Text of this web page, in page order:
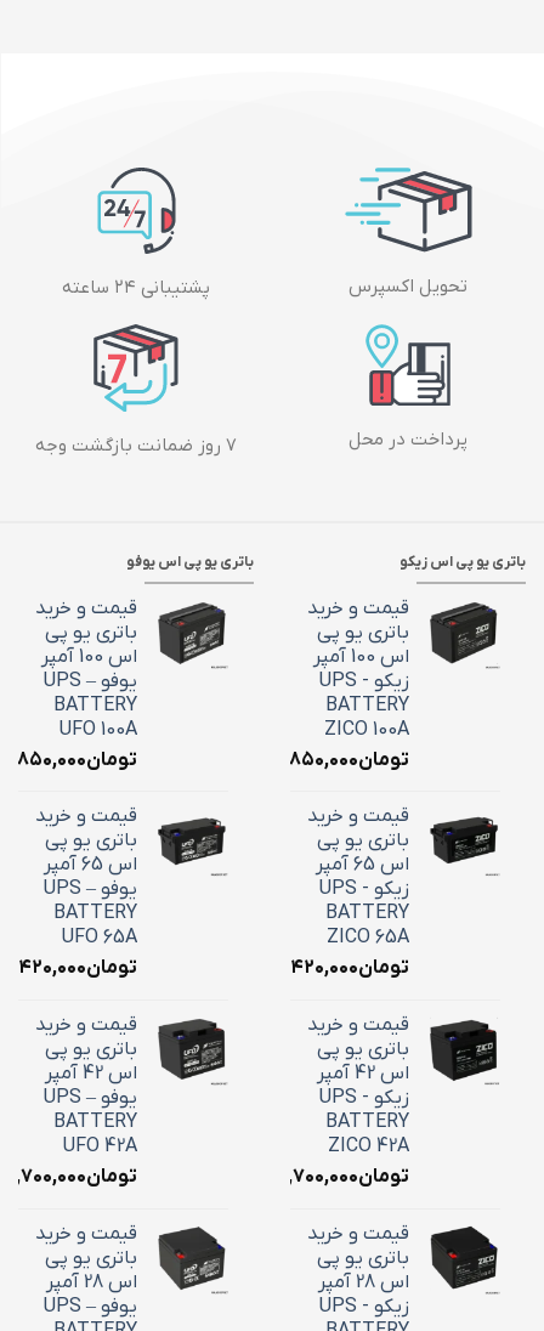
تحویل اکسپرس پشتیبانی ۲۴ ساعته
پرداخت در محل ۷ روز ضمانت بازگشت وجه
باتری یو پی اس زیکو
قیمت و خرید
باتری یو پی
اس 100 آمپر
زیکو - UPS
BATTERY
ZICO 100A
تومان۳۶,۸۵۰,۰۰۰
قیمت و خرید
باتری یو پی
اس 65 آمپر
زیکو - UPS
BATTERY
ZICO 65A
تومان۲۴,۴۲۰,۰۰۰
قیمت و خرید
باتری یو پی
اس 42 آمپر
زیکو - UPS
BATTERY
ZICO 42A
تومان۱۸,۷۰۰,۰۰۰
قیمت و خرید
باتری یو پی
اس 28 آمپر
زیکو - UPS
باتری یو پی اس یوفو
قیمت و خرید
باتری یو پی
اس 100 آمپر
یوفو – UPS
BATTERY
UFO 100A
تومان
قیمت و خرید
باتری یو پی
اس 65 آمپر
یوفو – UPS
BATTERY
UFO 65A
تومان
قیمت و خرید
باتری یو پی
اس 42 آمپر
یوفو – UPS
BATTERY
UFO 42A
تومان
قیمت و خرید
باتری یو پی
اس 28 آمپر
یوفو – UPS